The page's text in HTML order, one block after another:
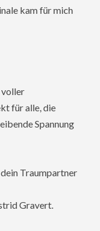
kam für mich
voller
für alle, die
Spannung
Traumpartner
Gravert.